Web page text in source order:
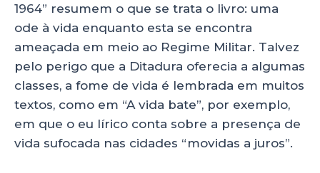
1964” resumem o que se trata o livro: uma
ode à vida enquanto esta se encontra
ameaçada em meio ao Regime Militar. Talvez
pelo perigo que a Ditadura oferecia a algumas
classes, a fome de vida é lembrada em muitos
textos, como em “A vida bate”, por exemplo,
em que o eu lírico conta sobre a presença de
vida sufocada nas cidades “movidas a juros”.